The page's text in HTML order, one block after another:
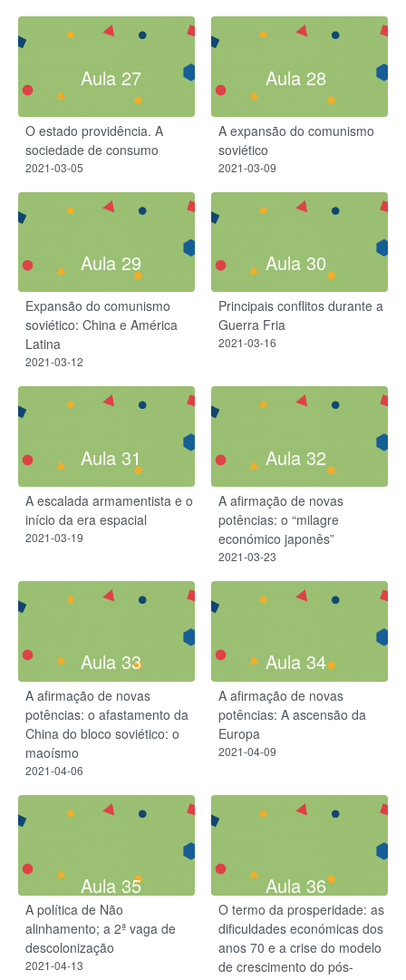
Aula 27
O estado providência. A
sociedade de consumo
2021-03-05
Aula 28
A expansão do comunismo
soviético
2021-03-09
Aula 29
Expansão do comunismo
soviético: China e América
Latina
2021-03-12
Aula 30
Principais conflitos durante a
Guerra Fria
2021-03-16
Aula 31
A escalada armamentista e o
início da era espacial
2021-03-19
Aula 32
A afirmação de novas
potências: o “milagre
económico japonês”
2021-03-23
Aula 33
A afirmação de novas
potências: o afastamento da
China do bloco soviético: o
maoísmo
2021-04-06
Aula 34
A afirmação de novas
potências: A ascensão da
Europa
2021-04-09
Aula 35
A política de Não
alinhamento; a 2ª vaga de
descolonização
2021-04-13
Aula 36
O termo da prosperidade: as
dificuldades económicas dos
anos 70 e a crise do modelo
de crescimento do pós-